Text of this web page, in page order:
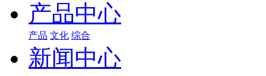
产品中心
产品 文化 综合
新闻中心